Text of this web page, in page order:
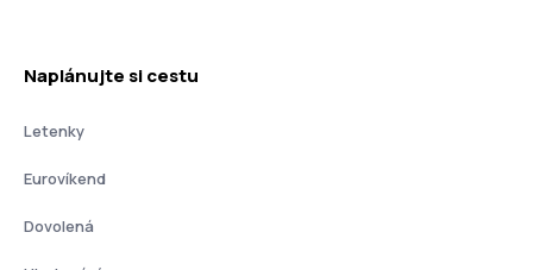
Naplánujte si cestu
Letenky
Eurovíkend
Dovolená